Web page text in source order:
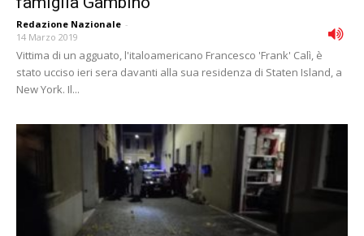
Redazione Nazionale -
14 Marzo 2019
Vittima di un agguato, l'italoamericano Francesco 'Frank' Calì, è
stato ucciso ieri sera davanti alla sua residenza di Staten Island, a
New York. Il...